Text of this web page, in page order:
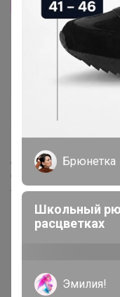
31 марта, 2025 08:54
Доброе утро.
сориентируйте
www.trendyol.com/
Брюнетка
Школьный
расцветках
Эмилия!